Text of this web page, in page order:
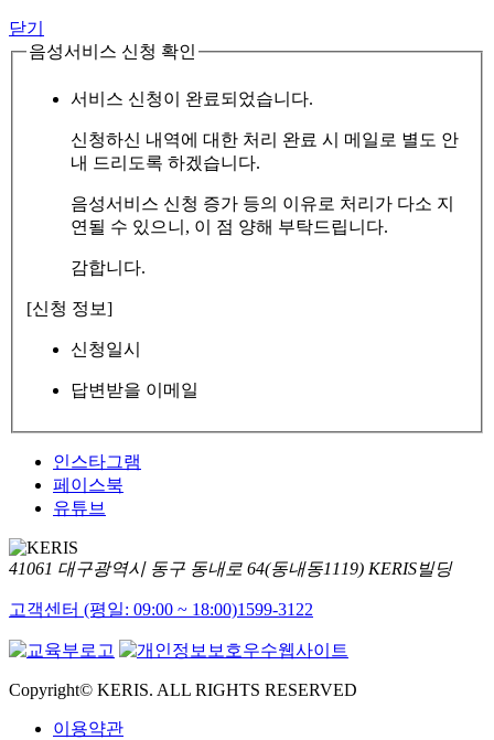
닫기
음성서비스 신청 확인
서비스 신청이 완료되었습니다.
신청하신 내역에 대한 처리 완료 시 메일로 별도 안
내 드리도록 하겠습니다.
음성서비스 신청 증가 등의 이유로 처리가 다소 지
연될 수 있으니, 이 점 양해 부탁드립니다.
감합니다.
[신청 정보]
신청일시
답변받을 이메일
인스타그램
페이스북
유튜브
41061 대구광역시 동구 동내로 64(동내동1119) KERIS빌딩
고객센터 (평일: 09:00 ~ 18:00)1599-3122
Copyright© KERIS. ALL RIGHTS RESERVED
이용약관